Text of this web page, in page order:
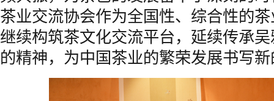
茶业交流协会作为全国性、综合性的
继续构筑茶文化交流平台，延续传承
的精神，为中国茶业的繁荣发展书写